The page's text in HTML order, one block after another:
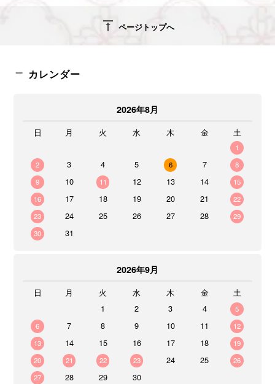
vertical_align_top ページトップへ
カレンダー
2026年8月
日 月 火 水 木 金 土
1
2
3 4 5 6 7
8
9
10 11 12 13 14
15
16
17 18 19 20 21
22
23
24 25 26 27 28
29
30
31
2026年9月
日 月 火 水 木 金
土
1
2 3 4
5
6
7 8 9 10 11
12
13
14 15 16 17 18
19
20
21 22 23 24 25
26
27
28 29 30